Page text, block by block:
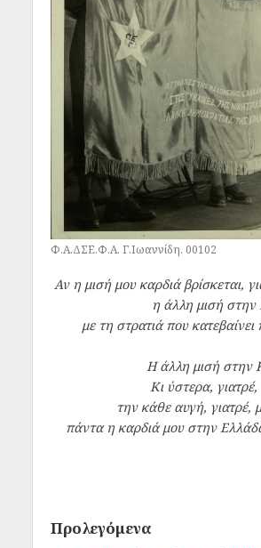
Φ.Α.ΔΣΕ.Φ.Α. Γ.Ιωαννίδη. 00102
Αν η μισή μου καρδιά βρίσκεται,
η άλλη μισή στην
με τη στρατιά που κατεβαίνει
Η άλλη μισή στην
Κι ύστερα,
την κάθε αυγή, γιατρέ,
πάντα η καρδιά μου στην
Προλεγόμενα